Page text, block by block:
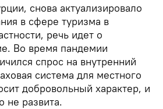
снова актуализировало
в сфере туризма в
речь идет о
Во время пандемии
спрос на внутренний
система для местного
добровольный характер, и
не развита.